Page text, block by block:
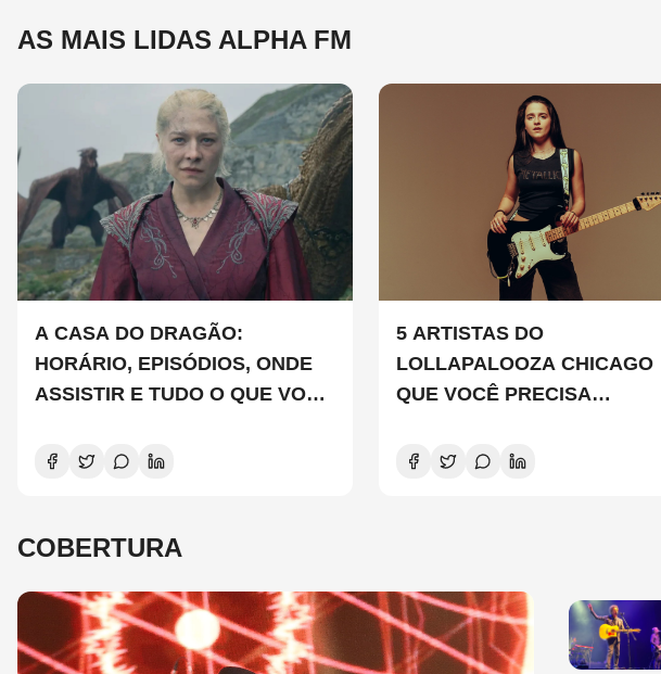
AS MAIS LIDAS ALPHA FM
A CASA DO DRAGÃO:
HORÁRIO, EPISÓDIOS, ONDE
ASSISTIR E TUDO O QUE VOCÊ
NOVA TEMPORADA
5 ARTISTAS DO
LOLLAPALOOZA CHICAGO
QUE VOCÊ PRECISA
COBERTURA